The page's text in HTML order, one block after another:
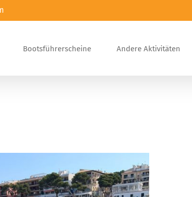
Bootsführerscheine Andere Aktivitäten